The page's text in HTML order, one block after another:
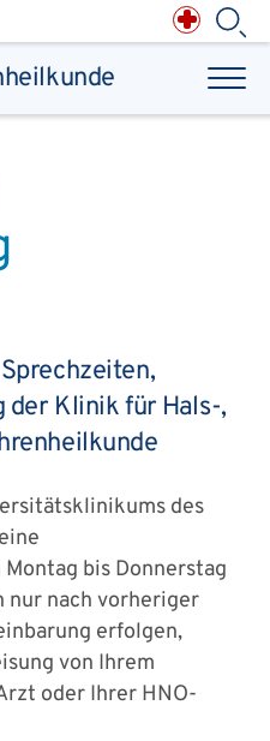
Einrichtungen
&
der Klinik für Hals-,
des
bis Donnerstag
nur nach vorheriger
erfolgen,
von Ihrem
oder Ihrer HNO-